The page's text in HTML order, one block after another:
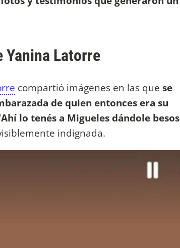
Yanina Latorre
compartió imágenes en las que se
de quien entonces era su
Ahí lo tenés a Migueles dándole besos
indignada.